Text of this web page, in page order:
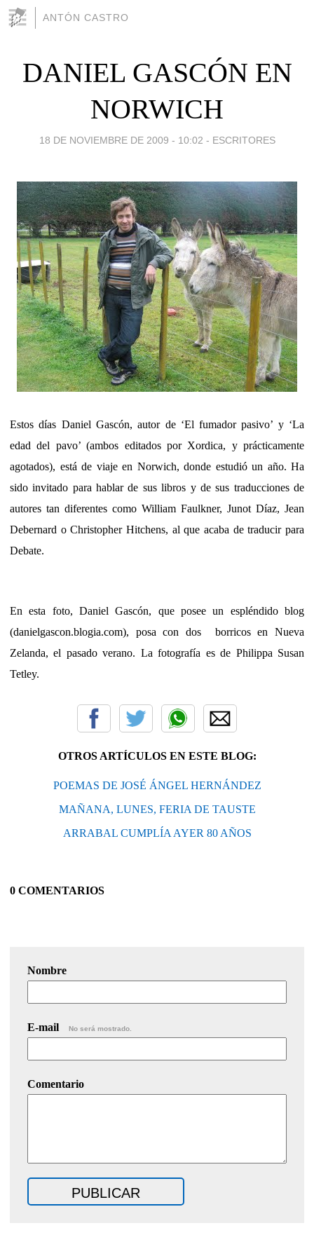
ANTÓN CASTRO
DANIEL GASCÓN EN
NORWICH
18 DE NOVIEMBRE DE 2009 - 10:02 - ESCRITORES
Estos días Daniel Gascón, autor de ‘El fumador pasivo’ y ‘La
edad del pavo’ (ambos editados por Xordica, y prácticamente
agotados), está de viaje en Norwich, donde estudió un año. Ha
sido invitado para hablar de sus libros y de sus traducciones de
autores tan diferentes como William Faulkner, Junot Díaz, Jean
Debernard o Christopher Hitchens, al que acaba de traducir para
Debate.
En esta foto, Daniel Gascón, que posee un espléndido blog
(danielgascon.blogia.com), posa con dos
borricos en Nueva
Zelanda, el pasado verano. La fotografía es de Philippa Susan
Tetley.
OTROS ARTÍCULOS EN ESTE BLOG:
POEMAS DE JOSÉ ÁNGEL HERNÁNDEZ
MAÑANA, LUNES, FERIA DE TAUSTE
ARRABAL CUMPLÍA AYER 80 AÑOS
0 COMENTARIOS
Nombre
E-mail No será mostrado.
Comentario